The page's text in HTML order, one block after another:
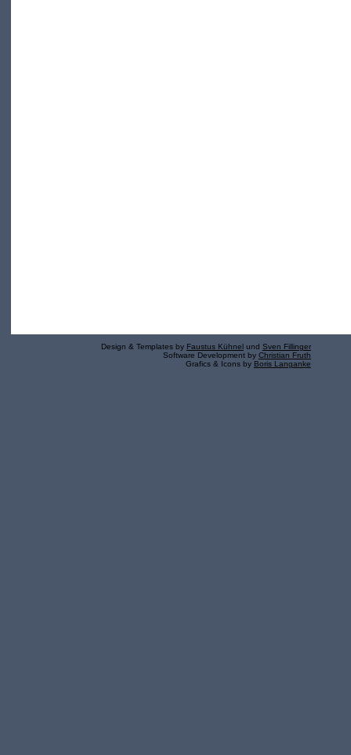
Design & Templates by Faustus Kühnelund Sven Fillinger
Software Development by Christian Fruth
Grafics & Icons by Boris Langanke